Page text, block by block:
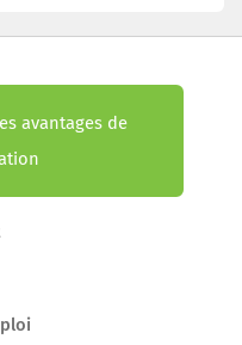
avantages de